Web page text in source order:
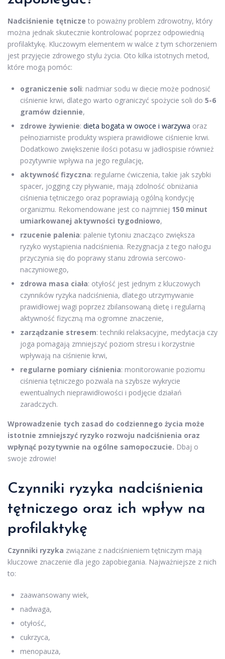
Nadciśnienie tętnicze to poważny problem zdrowotny, który
można jednak skutecznie kontrolować poprzez odpowiednią
profilaktykę. Kluczowym elementem w walce z tym schorzeniem
jest przyjęcie zdrowego stylu życia. Oto kilka istotnych metod,
które mogą pomóc:
ograniczenie soli: nadmiar sodu w diecie może podnosić
ciśnienie krwi, dlatego warto ograniczyć spożycie soli do 5-6
gramów dziennie,
zdrowe żywienie: dieta bogata w owoce i warzywa oraz
pełnoziarniste produkty wspiera prawidłowe ciśnienie krwi.
Dodatkowo zwiększenie ilości potasu w jadłospisie również
pozytywnie wpływa na jego regulację,
aktywność fizyczna: regularne ćwiczenia, takie jak szybki
spacer, jogging czy pływanie, mają zdolność obniżania
ciśnienia tętniczego oraz poprawiają ogólną kondycję
organizmu. Rekomendowane jest co najmniej 150 minut
umiarkowanej aktywności tygodniowo,
rzucenie palenia: palenie tytoniu znacząco zwiększa
ryzyko wystąpienia nadciśnienia. Rezygnacja z tego nałogu
przyczynia się do poprawy stanu zdrowia sercowo-
naczyniowego,
zdrowa masa ciała: otyłość jest jednym z kluczowych
czynników ryzyka nadciśnienia, dlatego utrzymywanie
prawidłowej wagi poprzez zbilansowaną dietę i regularną
aktywność fizyczną ma ogromne znaczenie,
zarządzanie stresem: techniki relaksacyjne, medytacja czy
joga pomagają zmniejszyć poziom stresu i korzystnie
wpływają na ciśnienie krwi,
regularne pomiary ciśnienia: monitorowanie poziomu
ciśnienia tętniczego pozwala na szybsze wykrycie
ewentualnych nieprawidłowości i podjęcie działań
zaradczych.
Wprowadzenie tych zasad do codziennego życia może
istotnie zmniejszyć ryzyko rozwoju nadciśnienia oraz
wpłynąć pozytywnie na ogólne samopoczucie. Dbaj o
swoje zdrowie!
Czynniki ryzyka nadciśnienia
tętniczego oraz ich wpływ na
profilaktykę
Czynniki ryzyka związane z nadciśnieniem tętniczym mają
kluczowe znaczenie dla jego zapobiegania. Najważniejsze z nich
to:
zaawansowany wiek,
nadwaga,
otyłość,
cukrzyca,
menopauza,